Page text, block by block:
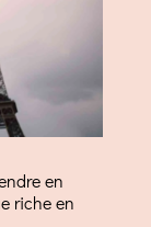
en
riche en